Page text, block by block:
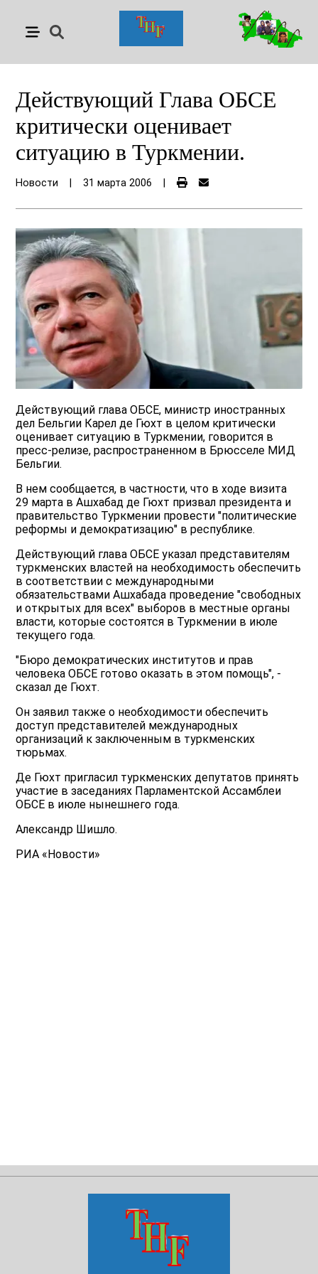
Действующий Глава ОБСЕ
критически оценивает
ситуацию в Туркмении.
Новости 31 марта 2006
Действующий глава ОБСЕ, министр иностранных
дел Бельгии Карел де Гюхт в целом критически
оценивает ситуацию в Туркмении, говорится в
пресс-релизе, распространенном в Брюсселе МИД
Бельгии.
В нем сообщается, в частности, что в ходе визита
29 марта в Ашхабад де Гюхт призвал президента и
правительство Туркмении провести "политические
реформы и демократизацию" в республике.
Действующий глава ОБСЕ указал представителям
туркменских властей на необходимость обеспечить
в соответствии с международными
обязательствами Ашхабада проведение "свободных
и открытых для всех" выборов в местные органы
власти, которые состоятся в Туркмении в июле
текущего года.
"Бюро демократических институтов и прав
человека ОБСЕ готово оказать в этом помощь", -
сказал де Гюхт.
Он заявил также о необходимости обеспечить
доступ представителей международных
организаций к заключенным в туркменских
тюрьмах.
Де Гюхт пригласил туркменских депутатов принять
участие в заседаниях Парламентской Ассамблеи
ОБСЕ в июле нынешнего года.
Александр Шишло.
РИА «Новости»